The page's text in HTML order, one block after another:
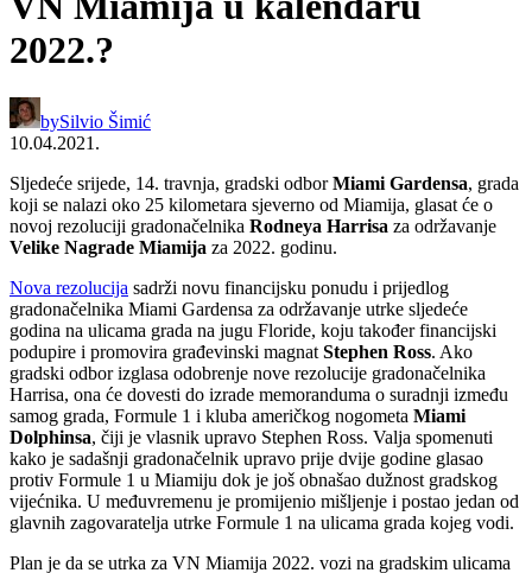
2022.?
bySilvio Šimić
10.04.2021.
Sljedeće srijede, 14. travnja, gradski odborMiami Gardensa, grada
koji se nalazi oko 25 kilometara sjeverno od Miamija, glasat će o
novoj rezoluciji gradonačelnika Rodneya Harrisa za održavanje
Velike Nagrade Miamija za 2022. godinu.
Nova rezolucija sadrži novu financijsku ponudu i prijedlog
gradonačelnika Miami Gardensa za održavanje utrke sljedeće
godina na ulicama grada na jugu Floride, koju također financijski
podupire i promovira građevinski magnat Stephen Ross. Ako
gradski odbor izglasa odobrenje nove rezolucije gradonačelnika
Harrisa, ona će dovesti do izrade memoranduma o suradnji između
samog grada, Formule 1 i kluba američkog nogometa Miami
Dolphinsa, čiji je vlasnik upravo Stephen Ross. Valja spomenuti
kako je sadašnji gradonačelnik upravo prije dvije godine glasao
protiv Formule 1 u Miamiju dok je još obnašao dužnost gradskog
vijećnika. U međuvremenu je promijenio mišljenje i postao jedan od
glavnih zagovaratelja utrke Formule 1 na ulicama grada kojeg vodi.
Plan je da se utrka za VN Miamija 2022. vozi na gradskim ulicama